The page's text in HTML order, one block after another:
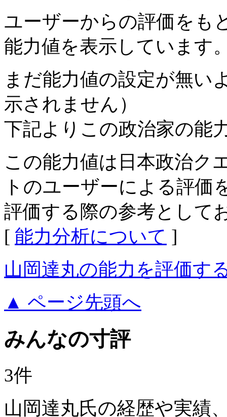
ユーザーからの評価をも
能力値を表示しています
まだ能力値の設定が無い
示されません）
下記よりこの政治家の能
この能力値は日本政治ク
トのユーザーによる評価
評価する際の参考として
[ 能力分析について ]
山岡達丸の能力を評価す
▲ ページ先頭へ
みんなの寸評
3件
山岡達丸氏の経歴や実績